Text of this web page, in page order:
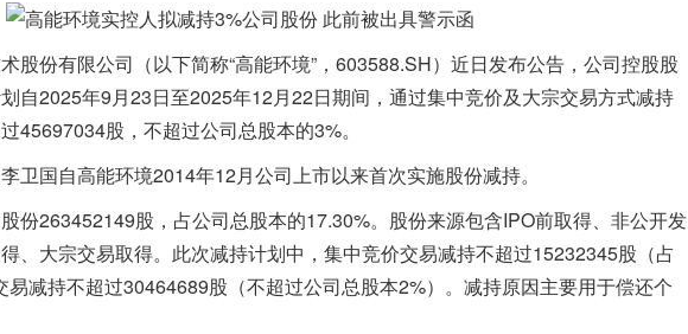
份有限公司（以下简称“高能环境”，603588.SH）近日发布公告，公司控股股
自2025年9月23日至2025年12月22日期间，通过集中竞价及大宗交易方式减持
45697034股，不超过公司总股本的3%。
国自高能环境2014年12月公司上市以来首次实施股份减持。
263452149股，占公司总股本的17.30%。股份来源包含IPO前取得、非公开发
、大宗交易取得。此次减持计划中，集中竞价交易减持不超过15232345股（占
减持不超过30464689股（不超过公司总股本2%）。减持原因主要用于偿还个